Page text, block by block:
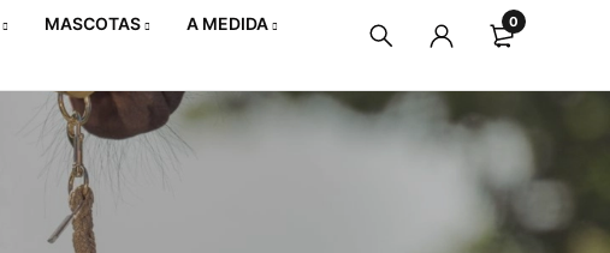
MASCOTAS
A MEDIDA
0